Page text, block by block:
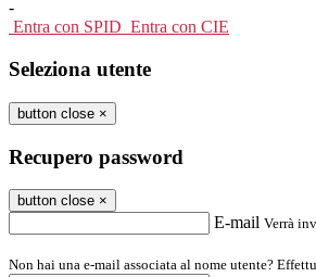
-
Entra con SPID Entra con CIE
Seleziona utente
button close ×
Recupero password
button close ×
E-mail Verrà
Non hai una e-mail associata al nome utente?